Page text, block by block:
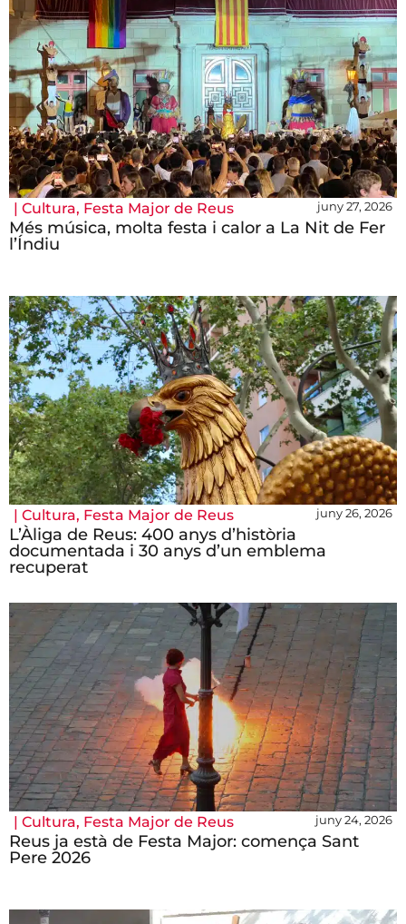
| Cultura, Festa Major de Reus juny 27, 2026
Més música, molta festa i calor a La Nit de Fer
l’Índiu
| Cultura, Festa Major de Reus juny 26, 2026
L’Àliga de Reus: 400 anys d’història
documentada i 30 anys d’un emblema
recuperat
| Cultura, Festa Major de Reus juny 24, 2026
Reus ja està de Festa Major: comença Sant
Pere 2026